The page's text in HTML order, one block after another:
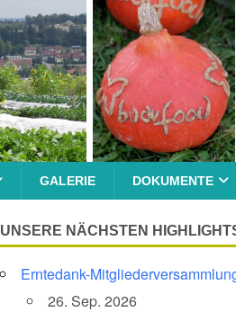
GALERIE DOKUMENTE
UNSERE NÄCHSTEN
Erntedank-
26. Sep. 2026